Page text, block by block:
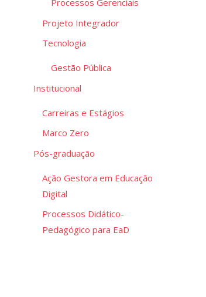
Processos Gerenciais
Projeto Integrador
Tecnologia
Gestão Pública
Institucional
Carreiras e Estágios
Marco Zero
Pós-graduação
Ação Gestora em Educação
Digital
Processos Didático-
Pedagógico para EaD